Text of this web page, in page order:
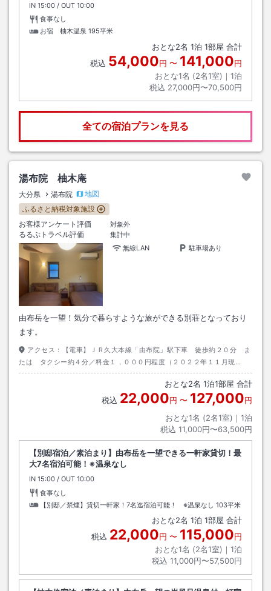
IN チェックイン
15:00 / OUT チェックアウト
10:00
食事なし
お宿 柚木温泉 195平米
おとな2名 1泊 1部屋 合計
税込 54,000円 〜 141,000円
おとな1名 (2名1室)｜ 1泊
税込 27,000円〜70,500円
全ての宿泊プランを見る
湯布院 柚木庵
大分県 湯布院
地図
ふるさと納税対象施設
お客様アンケート評価
対象外
るるぶトラベル評価
集計中
無線LAN
駐車場あり
由布岳を一望！気分で暮らすような旅ができる別荘となっており
ます。
アクセス：
【電車】ＪＲ久大本線「由布院」駅下車 徒歩約２０分 ま
たは タクシー約４分／料金１，０００円程度（２０２２年１１月現
在） 【お車】湯布院Ｉ．Ｃより県道２１６号線へ
おとな2名 1泊1部屋 合計
税込 22,000円 〜 127,000円
おとな1名 (2名1室)｜ 1泊
税込 11,000円〜63,500円
【別邸宿泊／素泊まり】由布岳を一望できる一軒家貸切！最
大7名宿泊可能！※温泉なし
IN チェックイン
15:00 / OUT チェックアウト
10:00
食事なし
【別邸／禁煙】貸切一軒家！7名迄宿泊可能！ ※温泉なし 103平米
おとな2名 1泊 1部屋 合計
税込 22,000円 〜 115,000円
おとな1名 (2名1室)｜ 1泊
税込 11,000円〜57,500円